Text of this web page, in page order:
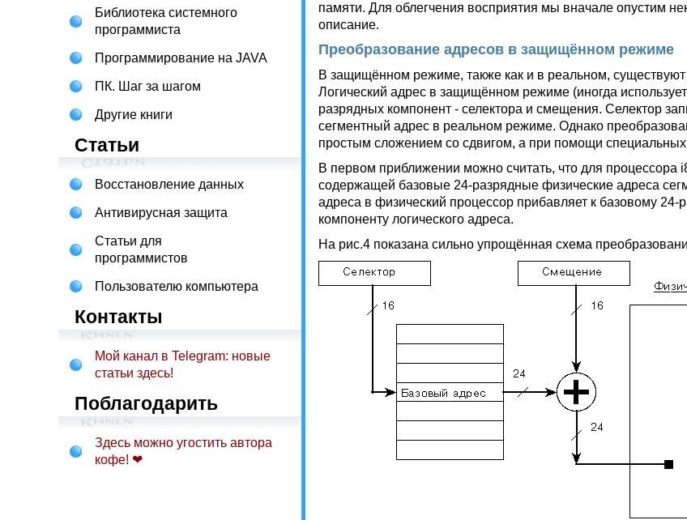
Библиотека системного
программиста
Программирование на JAVA
ПК. Шаг за шагом
Другие книги
Статьи
Восстановление данных
Антивирусная защита
Статьи для
программистов
Пользователю компьютера
Контакты
Мой канал в Telegram: новые
статьи здесь!
Поблагодарить
Здесь можно угостить автора
кофе! ❤
памяти. Для облегчения восприятия мы вначале опустим
описание.
Преобразование адресов в защищённом режиме
В защищённом режиме, также как и в реальном, существуют
Логический адрес в защищённом режиме (иногда
разрядных компонент - селектора и смещения. Селектор
сегментный адрес в реальном режиме. Однако
простым сложением со сдвигом, а при помощи
В первом приближении можно считать, что для процессора
содержащей базовые 24-разрядные физические адреса
адреса в физический процессор прибавляет к базовому
компоненту логического адреса.
На рис.4 показана сильно упрощённая схема